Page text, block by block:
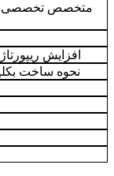
متخصص تخصصی
افزایش
نحوه ساخت